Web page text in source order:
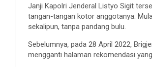
Janji Kapolri Jenderal Listyo Sigit
tangan-tangan kotor anggotanya.
sekalipun, tanpa pandang bulu.
Sebelumnya, pada 28 April 2022,
mengganti halaman rekomendasi